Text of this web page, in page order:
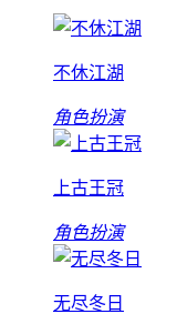
不休江湖
角色扮演
上古王冠
角色扮演
无尽冬日